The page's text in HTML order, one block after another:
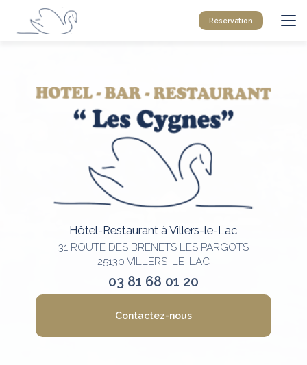
contenu
Réservation
Hôtel-Restaurant à Villers-le-Lac
31 ROUTE DES BRENETS LES PARGOTS
25130 VILLERS-LE-LAC
03 81 68 01 20
Contactez-nous